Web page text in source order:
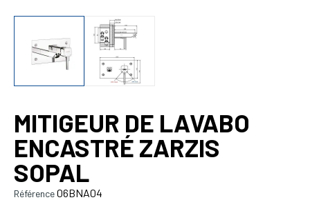
MITIGEUR DE LAVABO
ENCASTRÉ ZARZIS
SOPAL
Référence06BNA04